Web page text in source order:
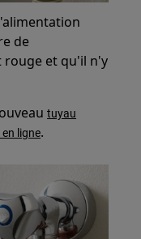
de
rouge et qu'il n'y
tuyau
ligne.